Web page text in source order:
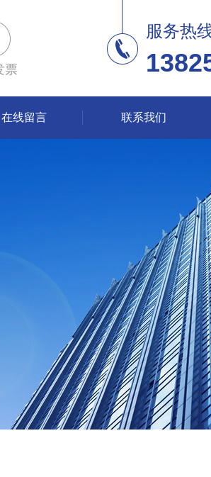
票
服务热
在线留言 联系我们